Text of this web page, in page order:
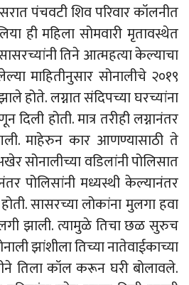
पंचवटी शिव परिवार कॉलनीत
ही महिला सोमवारी मृतावस्थेत
तिने आत्महत्या केल्याचा
माहितीनुसार सोनालीचे २०१९
होते. लग्नात संदिपच्या घरच्यांना
होती. मात्र तरीही लग्नानंतर
माहेरुन कार आणण्यासाठी ते
सोनालीच्या वडिलांनी पोलिसात
पोलिसांनी मध्यस्थी केल्यानंतर
सासरच्या लोकांना मुलगा हवा
झाली. त्यामुळे तिचा छळ सुरुच
झांशीला तिच्या नातेवाईकाच्या
तिला कॉल करून घरी बोलावले.